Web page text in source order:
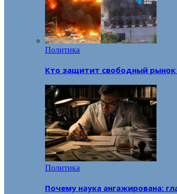
Политика
Кто защитит свободный
Политика
Почему наука ангажирована: